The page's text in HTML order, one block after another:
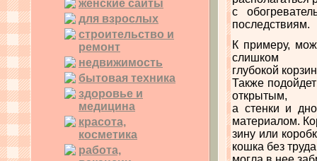
женские сайты
для взрослых
строительство и
ремонт
недвижимость
бытовая техника
здоровье и
медицина
красота,
косметика
работа,
с
последствиям.
К примеру,
слишком
глубокой
Также
открытым,
а стенки и
материалом.
зину или
кошка без труда